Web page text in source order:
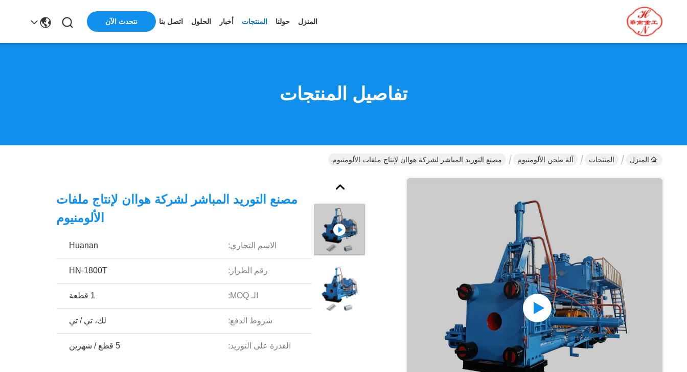
المنزل حولنا المنتجات أخبار الحلول اتصل بنا نتحدث الآن
تفاصيل المنتجات
المنزل المنتجات آلة طحن الألومنيوم مصنع التوريد المباشر لشركة هواان لإنتاج ملفات الألومنيوم
مصنع التوريد المباشر لشركة هواان لإنتاج ملفات
الألومنيوم
الاسم التجاري: Huanan
رقم الطراز: HN-1800T
الـ MOQ: 1 قطعة
شروط الدفع: لك، تي / تي
القدرة على التوريد: 5 قطع / شهرين